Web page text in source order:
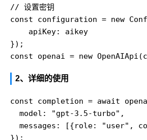
// 设置密钥
const configuration = new
    apiKey: aikey
});
2、详细的使用
const completion = await
  model: "gpt-3.5-turbo",
messages: [{role: "user",